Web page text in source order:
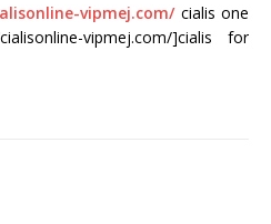
vipmej.com/cialis one
vipmej.com/]cialis for